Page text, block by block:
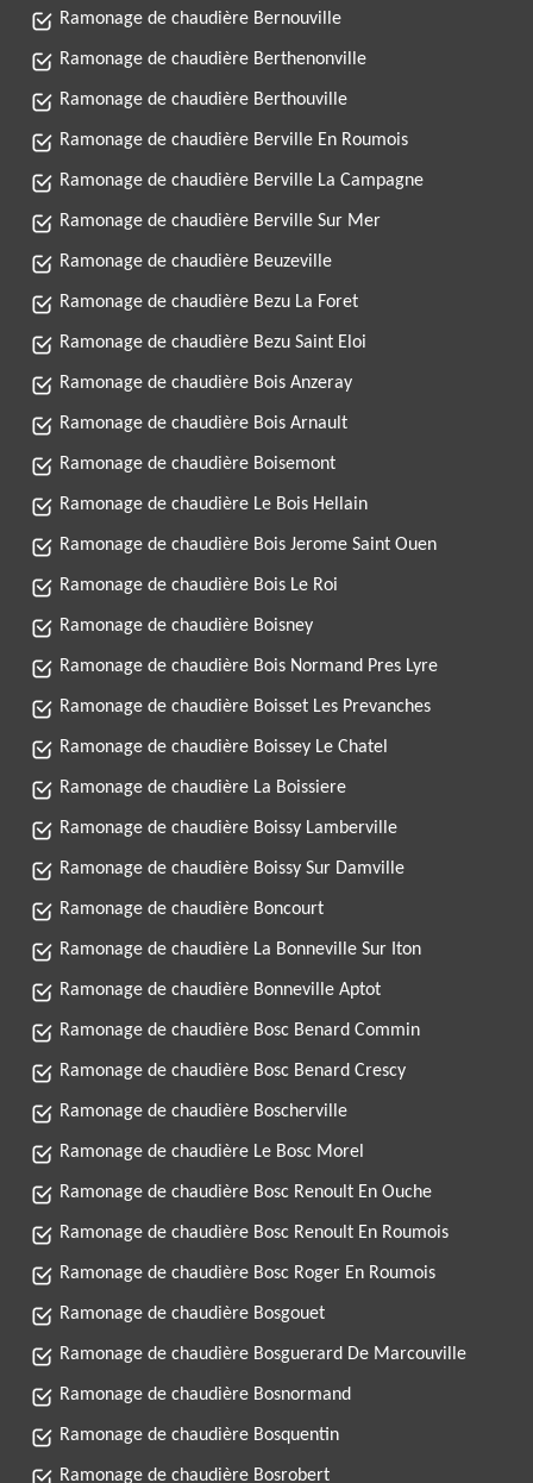
Ramonage de chaudière Bernouville
Ramonage de chaudière Berthenonville
Ramonage de chaudière Berthouville
Ramonage de chaudière Berville En Roumois
Ramonage de chaudière Berville La Campagne
Ramonage de chaudière Berville Sur Mer
Ramonage de chaudière Beuzeville
Ramonage de chaudière Bezu La Foret
Ramonage de chaudière Bezu Saint Eloi
Ramonage de chaudière Bois Anzeray
Ramonage de chaudière Bois Arnault
Ramonage de chaudière Boisemont
Ramonage de chaudière Le Bois Hellain
Ramonage de chaudière Bois Jerome Saint Ouen
Ramonage de chaudière Bois Le Roi
Ramonage de chaudière Boisney
Ramonage de chaudière Bois Normand Pres Lyre
Ramonage de chaudière Boisset Les Prevanches
Ramonage de chaudière Boissey Le Chatel
Ramonage de chaudière La Boissiere
Ramonage de chaudière Boissy Lamberville
Ramonage de chaudière Boissy Sur Damville
Ramonage de chaudière Boncourt
Ramonage de chaudière La Bonneville Sur Iton
Ramonage de chaudière Bonneville Aptot
Ramonage de chaudière Bosc Benard Commin
Ramonage de chaudière Bosc Benard Crescy
Ramonage de chaudière Boscherville
Ramonage de chaudière Le Bosc Morel
Ramonage de chaudière Bosc Renoult En Ouche
Ramonage de chaudière Bosc Renoult En Roumois
Ramonage de chaudière Bosc Roger En Roumois
Ramonage de chaudière Bosgouet
Ramonage de chaudière Bosguerard De Marcouville
Ramonage de chaudière Bosnormand
Ramonage de chaudière Bosquentin
Ramonage de chaudière Bosrobert